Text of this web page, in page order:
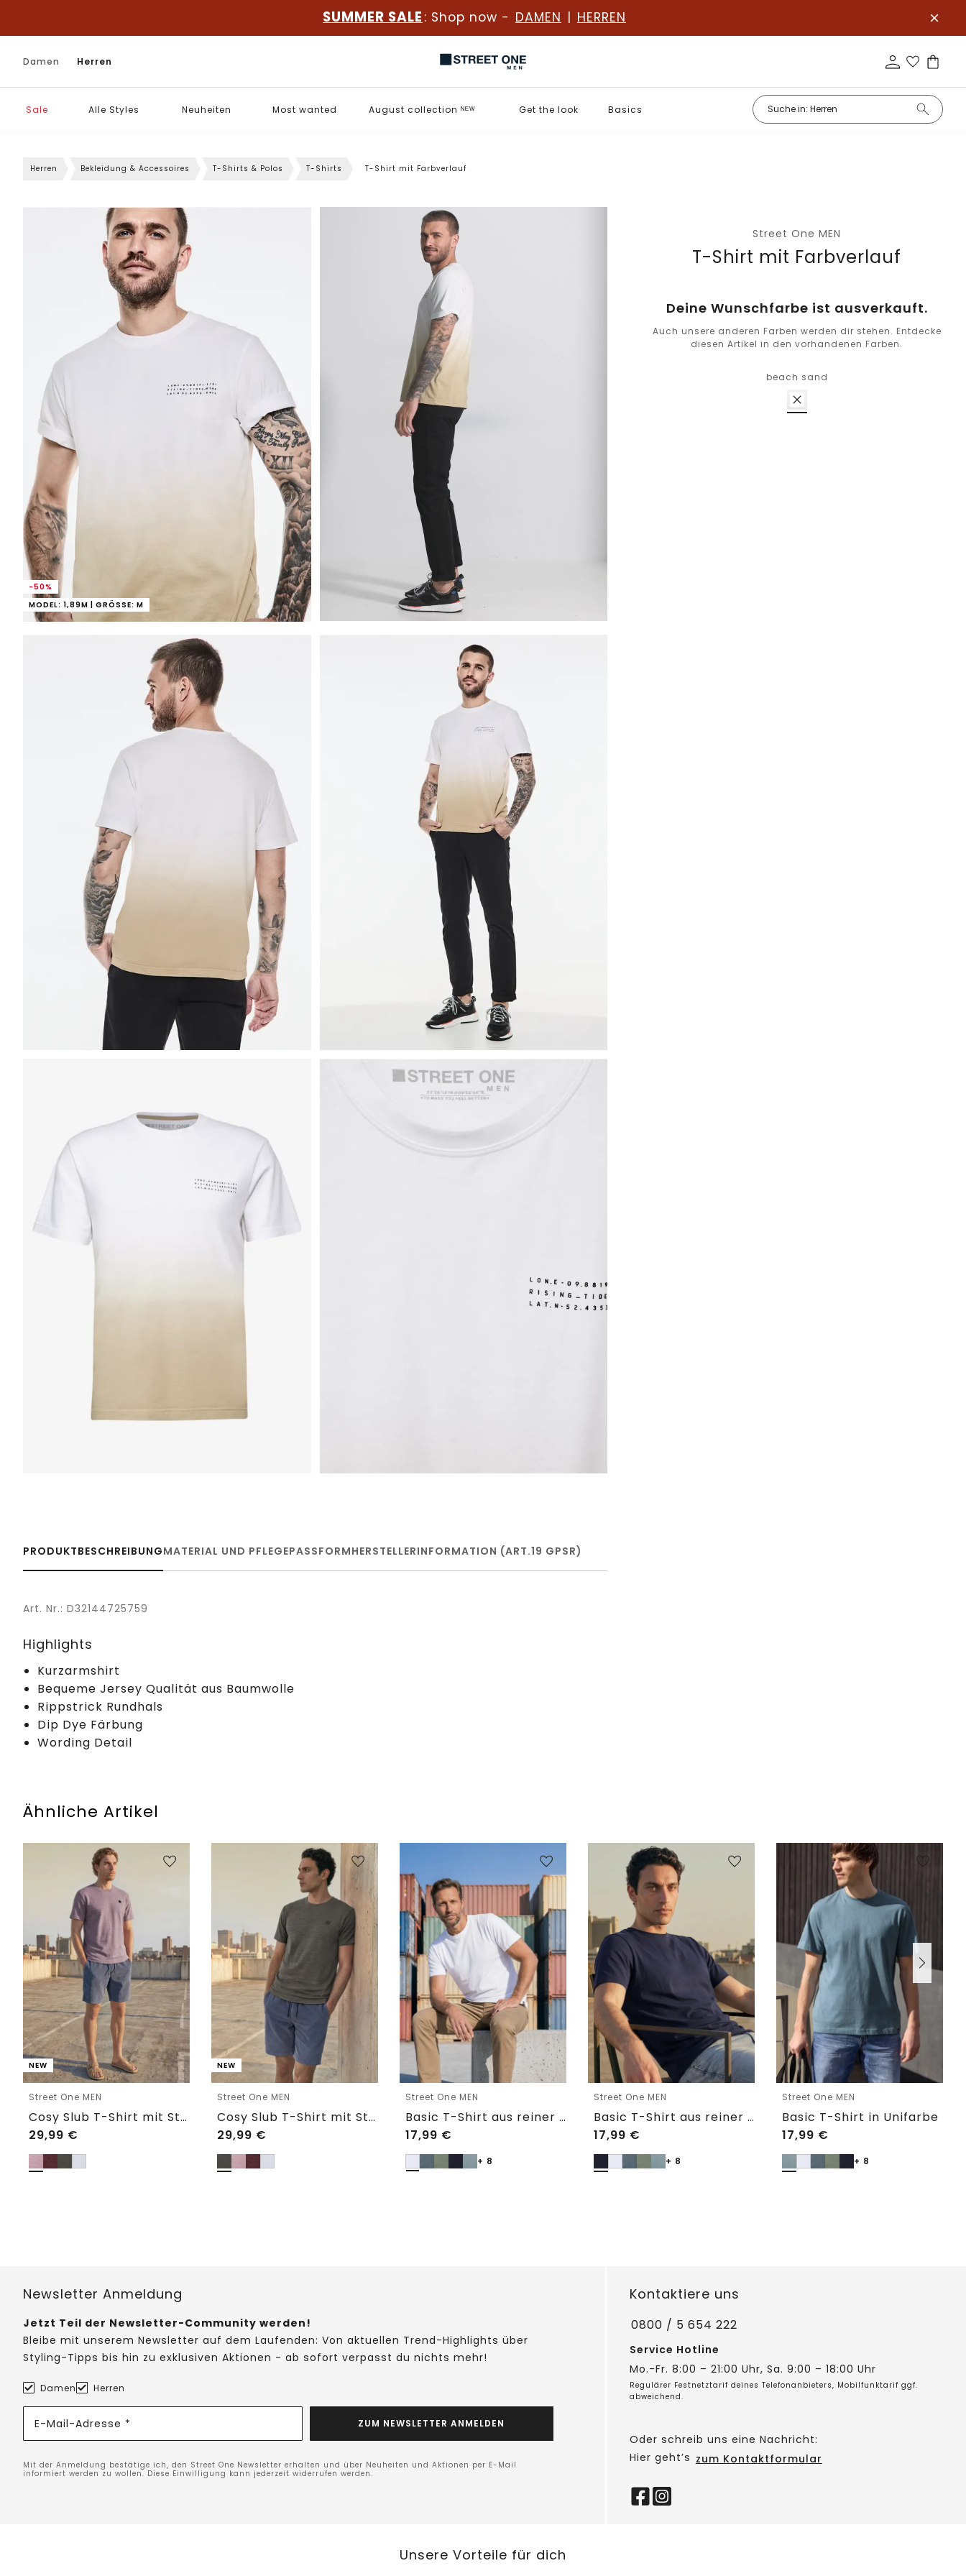
SUMMER SALE : Shop now - DAMEN | HERREN
Damen Herren
Sale Alle Styles Neuheiten Most wanted August collection ᴺᴱᵂ Get the look Basics
Herren Bekleidung & Accessoires T-Shirts & Polos T-Shirts T-Shirt mit Farbverlauf
-50%
MODEL: 1,89M | GRÖSSE: M
Street One MEN
T-Shirt mit Farbverlauf
Deine Wunschfarbe ist ausverkauft.
Auch unsere anderen Farben werden dir stehen. Entdecke
diesen Artikel in den vorhandenen Farben.
beach sand
PRODUKTBESCHREIBUNGMATERIAL UND PFLEGEPASSFORMHERSTELLERINFORMATION (ART.19 GPSR)
Art. Nr.: D32144725759
Highlights
Kurzarmshirt
Bequeme Jersey Qualität aus Baumwolle
Rippstrick Rundhals
Dip Dye Färbung
Wording Detail
Ähnliche Artikel
NEW
Street One MEN
Cosy Slub T-Shirt mit Struktur
29,99 €
NEW
Street One MEN
Cosy Slub T-Shirt mit Struktur
29,99 €
Street One MEN
Basic T-Shirt aus reiner Baumwolle
17,99 €
+ 8
Street One MEN
Basic T-Shirt aus reiner Baumwolle
17,99 €
+ 8
Street One MEN
Basic T-Shirt in Unifarbe
17,99 €
+ 8
Newsletter Anmeldung
Jetzt Teil der Newsletter-Community werden!
Bleibe mit unserem Newsletter auf dem Laufenden: Von aktuellen Trend-Highlights über
Styling-Tipps bis hin zu exklusiven Aktionen - ab sofort verpasst du nichts mehr!
Damen Herren
E-Mail-Adresse * ZUM NEWSLETTER ANMELDEN
Mit der Anmeldung bestätige ich, den Street One Newsletter erhalten und über Neuheiten und Aktionen per E-Mail
informiert werden zu wollen. Diese Einwilligung kann jederzeit widerrufen werden.
Kontaktiere uns
0800 / 5 654 222
Service Hotline
Mo.-Fr. 8:00 – 21:00 Uhr, Sa. 9:00 – 18:00 Uhr
Regulärer Festnetztarif deines Telefonanbieters, Mobilfunktarif ggf.
abweichend.
Oder schreib uns eine Nachricht:
Hier geht’s zum Kontaktformular
Unsere Vorteile für dich